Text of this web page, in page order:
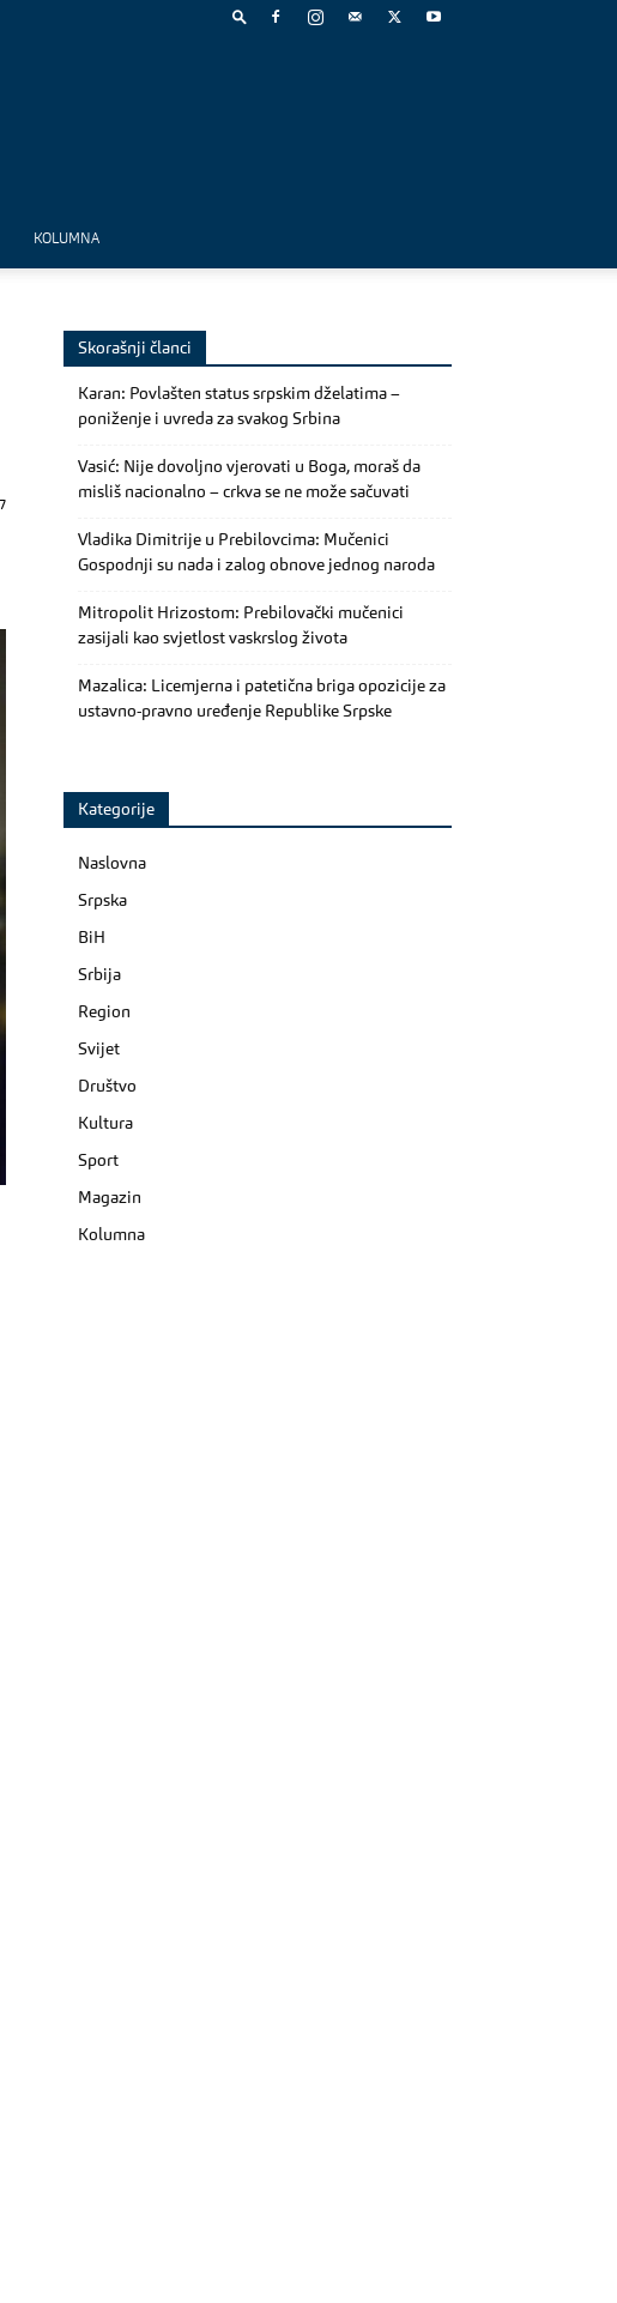
KOLUMNA
7
Skorašnji članci
Karan: Povlašten status srpskim dželatima –
poniženje i uvreda za svakog Srbina
Vasić: Nije dovoljno vjerovati u Boga, moraš da
misliš nacionalno – crkva se ne može sačuvati
Vladika Dimitrije u Prebilovcima: Mučenici
Gospodnji su nada i zalog obnove jednog naroda
Mitropolit Hrizostom: Prebilovački mučenici
zasijali kao svjetlost vaskrslog života
Mazalica: Licemjerna i patetična briga opozicije za
ustavno-pravno uređenje Republike Srpske
Kategorije
Naslovna
Srpska
BiH
Srbija
Region
Svijet
Društvo
Kultura
Sport
Magazin
Kolumna